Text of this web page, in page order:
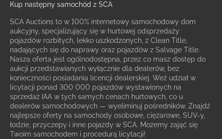
Kup następny samochód z SCA
SCA Auctions to w 100% internetowy samochodowy dom
aukcyjny, specjalizujący się w hurtowej odsprzedaży
pojazdów rozbitych, lekko uszkodzonych, z Clean Title,
nadających się do naprawy oraz pojazdów z Salvage Title.
Nasza oferta jest ogólnodostępna, przez co masz dostęp do
aukcji przedstawianych wyłącznie dla dealerów, bez
konieczności posiadania licencji dealerskiej. Weź udział w
licytacji ponad 300 000 pojazdów wystawionych na
sprzedaż IAA w tych samych cenach hurtowych, co u
dealerów samochodowych — wyeliminuj pośredników. Znajdź
najlepsze oferty na samochody osobowe, ciężarowe, SUV-y,
łodzie, przyczepy i inne pojazdy w SCA. Możemy zająć się
Twoim samochodem i procedurą licytacji!